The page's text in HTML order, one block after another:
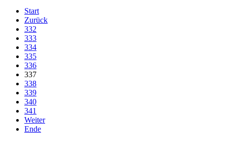
Start
Zurück
332
333
334
335
336
337
338
339
340
341
Weiter
Ende